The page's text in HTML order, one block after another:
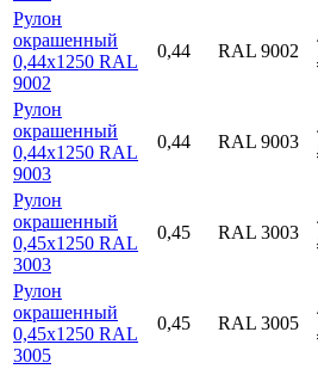
Рулон
окрашенный
0,44х1250 RAL
9002
0,44 RAL 9002
Рулон
окрашенный
0,44х1250 RAL
9003
0,44 RAL 9003
Рулон
окрашенный
0,45х1250 RAL
3003
0,45 RAL 3003
Рулон
окрашенный
0,45х1250 RAL
3005
0,45 RAL 3005